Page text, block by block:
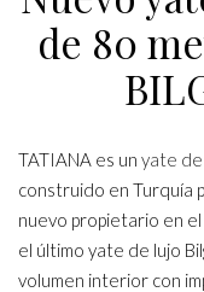
de 80
TATIANA es un yate
construido en Turquía
nuevo propietario en
el último yate de lujo
volumen interior con